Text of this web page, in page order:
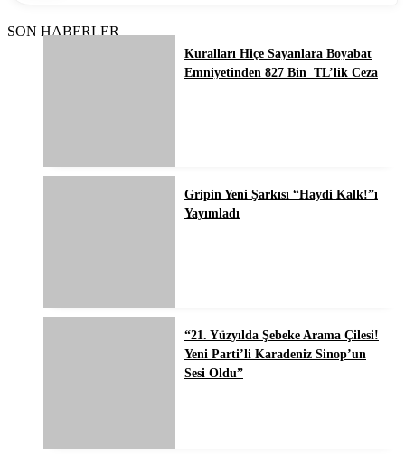
SON HABERLER
Kuralları Hiçe Sayanlara Boyabat
Emniyetinden 827 Bin TL’lik Ceza
Gripin Yeni Şarkısı “Haydi Kalk!”ı
Yayımladı
“21. Yüzyılda Şebeke Arama Çilesi!
Yeni Parti’li Karadeniz Sinop’un
Sesi Oldu”